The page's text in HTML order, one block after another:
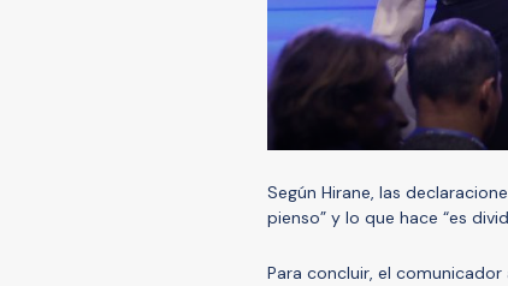
Según Hirane, las
pienso” y lo que hace “es
Para concluir, el comunicador